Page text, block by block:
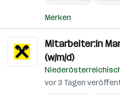
Merken
Mitarbeiter:in
(w/m/d)
vor 3 Tagen